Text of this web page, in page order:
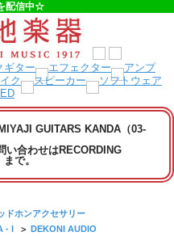
配信中☆
GUITARS KANDA（03-
い合わせはRECORDING
で。
ドホンアクセサリー
- I > DEKONI AUDIO